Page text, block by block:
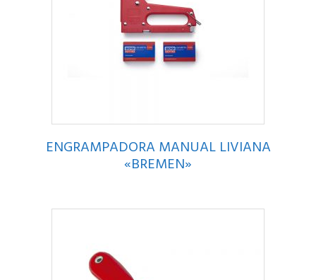
ENGRAMPADORA MANUAL LIVIANA
«BREMEN»